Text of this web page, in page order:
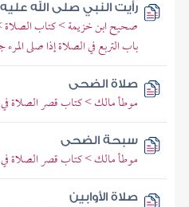
رأيت النبي صلى الله
صحيح ابن خزيمة > كتاب الصلاة
باب التربع في الصلاة إذا صلى المرء
صلاة الضحى
موطأ مالك > كتاب قصر الصلاة
سبحة الضحى
موطأ مالك > كتاب قصر الصلاة
صلاة الأوابين